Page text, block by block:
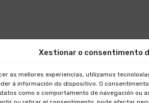
Xestionar o consentimento
as mellores experiencias, utilizamos
á información do dispositivo. O
como o comportamento de navegación ou
foto con